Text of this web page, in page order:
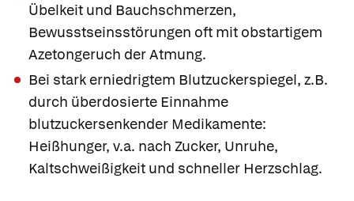
Übelkeit und Bauchschmerzen,
Bewusstseinsstörungen oft mit obstartigem
Azetongeruch der Atmung.
Bei stark erniedrigtem Blutzuckerspiegel, z.B.
durch überdosierte Einnahme
blutzuckersenkender Medikamente:
Heißhunger, v.a. nach Zucker, Unruhe,
Kaltschweißigkeit und schneller Herzschlag.